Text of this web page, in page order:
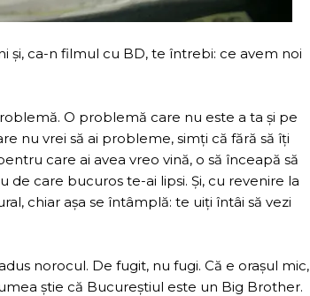
și, ca-n filmul cu BD, te întrebi: ce avem noi
O problemă care nu este a ta și pe
nu vrei să ai probleme, simți că fără să îți
care ai avea vreo vină, o să înceapă să
de care bucuros te-ai lipsi. Și, cu revenire la
chiar așa se întâmplă: te uiți întâi să vezi
norocul. De fugit, nu fugi. Că e orașul mic,
știe că Bucureștiul este un Big Brother.